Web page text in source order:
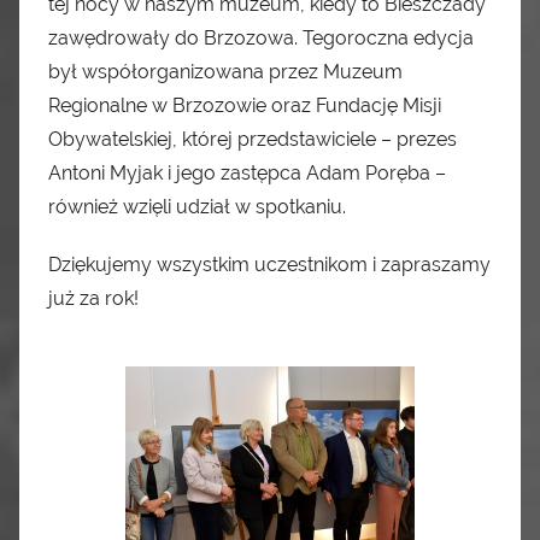
zawędrowały do Brzozowa. Tegoroczna edycja
był współorganizowana przez Muzeum
Regionalne w Brzozowie oraz Fundację Misji
Obywatelskiej, której przedstawiciele – prezes
Antoni Myjak i jego zastępca Adam Poręba –
również wzięli udział w spotkaniu.
Dziękujemy wszystkim uczestnikom i zapraszamy
już za rok!